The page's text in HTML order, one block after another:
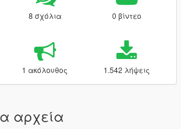
8 σχόλια 0 βίντεο
1 ακόλουθος 1.542 λήψεις
αρχεία